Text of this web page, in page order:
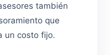
también
que
un costo fijo.